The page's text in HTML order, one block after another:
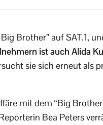
Brother” auf SAT.1,
ist auch Alida
sie sich erneut als
mit dem “Big
Bea Peters